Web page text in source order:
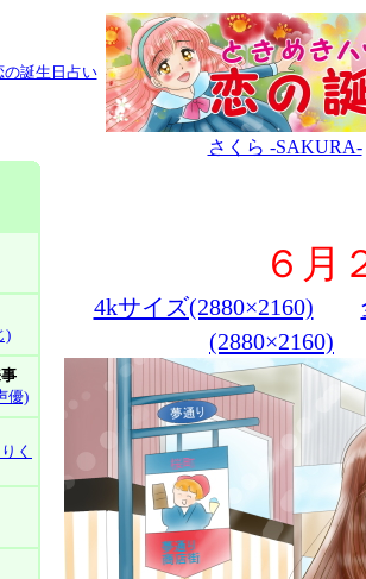
誕生日占い
さくら -SAKURA-
)
優)
く
６月
4kサイズ(2880×2160)
(2880×2160)